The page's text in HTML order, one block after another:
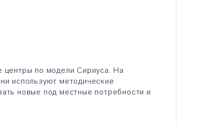
центры по модели Сириуса. На
используют методические
новые под местные потребности и